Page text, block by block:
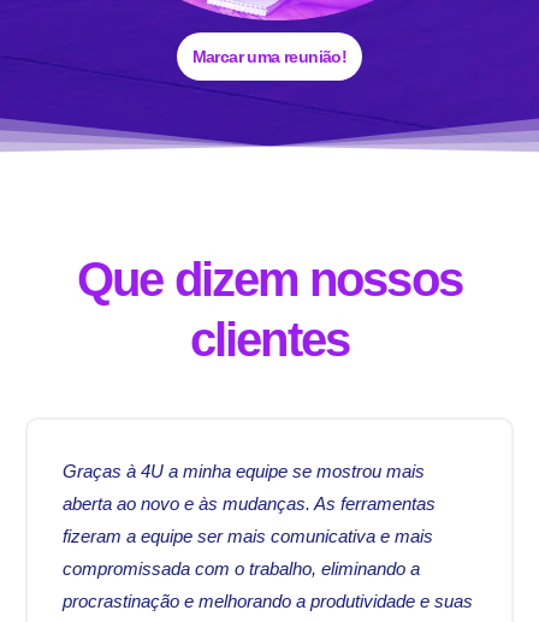
Marcar uma reunião!
Que dizem nossos
clientes
Graças à 4U a minha equipe se mostrou mais
aberta ao novo e às mudanças. As ferramentas
fizeram a equipe ser mais comunicativa e mais
compromissada com o trabalho, eliminando a
procrastinação e melhorando a produtividade e suas